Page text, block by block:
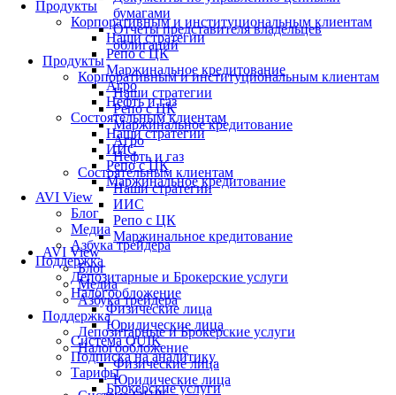
Продукты
Корпоративным и институциональным клиентам
Наши стратегии
Репо с ЦК
Маржинальное кредитование
Агро
Нефть и газ
Состоятельным клиентам
Наши стратегии
ИИС
Репо с ЦК
Маржинальное кредитование
AVI View
Блог
Медиа
Азбука трейдера
Поддержка
Депозитарные и Брокерские услуги
Налогообложение
Физические лица
Юридические лица
Система QUIK
Подписка на аналитику
Тарифы
Брокерские услуги
бумагами
Отчеты представителя владельцев
облигаций
Продукты
Корпоративным и институциональным клиентам
Наши стратегии
Репо с ЦК
Маржинальное кредитование
Агро
Нефть и газ
Состоятельным клиентам
Наши стратегии
ИИС
Репо с ЦК
Маржинальное кредитование
AVI View
Блог
Медиа
Азбука трейдера
Поддержка
Депозитарные и Брокерские услуги
Налогообложение
Физические лица
Юридические лица